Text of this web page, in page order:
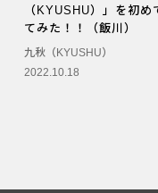
（KYUSHU）」を初め
てみた！！（飯川）
九秋（KYUSHU）
2022.10.18